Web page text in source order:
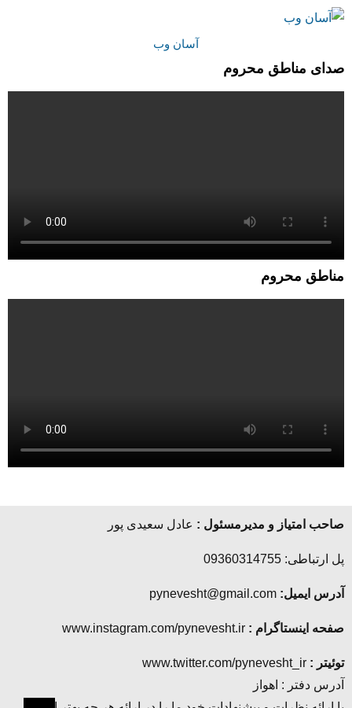
آسان وب
صدای مناطق محروم
مناطق محروم
صاحب امتیاز و مدیرمسئول : عادل سعیدی پور
پل ارتباطی: 09360314755
آدرس ایمیل:
صفحه اینستاگرام :
توئیتر :
آدرس دفتر : اهواز